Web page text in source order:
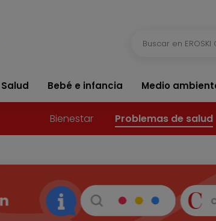
Salud Bebé e infancia Medio
Bienestar Problemas de salud